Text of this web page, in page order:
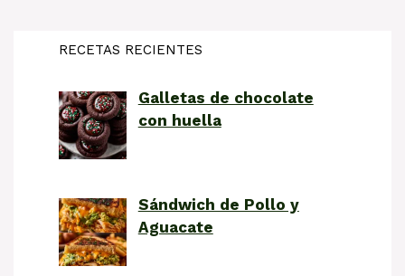
RECETAS RECIENTES
Galletas de chocolate
con huella
Sándwich de Pollo y
Aguacate